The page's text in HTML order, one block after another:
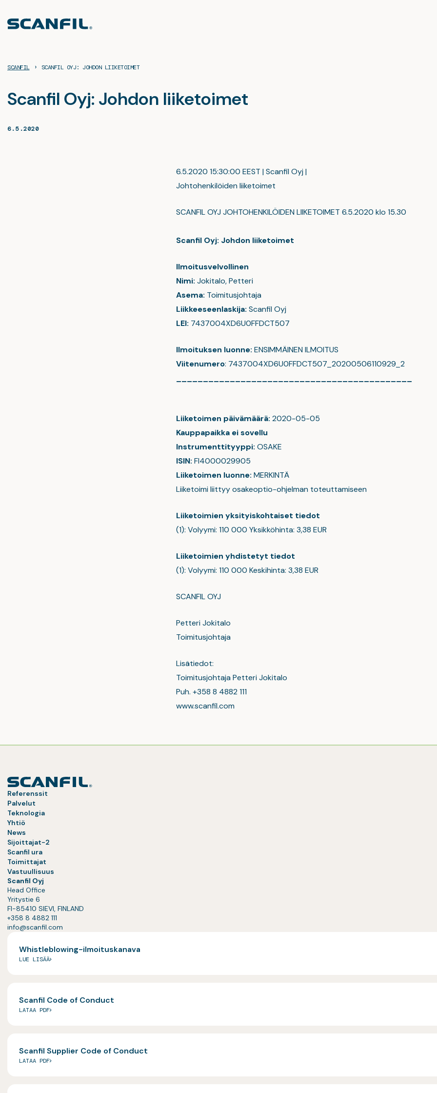
sisältöön
SCANFIL › SCANFIL OYJ: JOHDON LIIKETOIMET
Scanfil Oyj: Johdon liiketoimet
6.5.2020
6.5.2020 15:30:00 EEST | Scanfil Oyj |
Johtohenkilöiden liiketoimet
SCANFIL OYJ JOHTOHENKILÖIDEN LIIKETOIMET 6.5.2020 klo 15.30
Scanfil Oyj: Johdon liiketoimet
Ilmoitusvelvollinen
Nimi: Jokitalo, Petteri
Asema: Toimitusjohtaja
Liikkeeseenlaskija: Scanfil Oyj
LEI: 7437004XD6U0FFDCT507
Ilmoituksen luonne: ENSIMMÄINEN ILMOITUS
Viitenumero: 7437004XD6U0FFDCT507_20200506110929_2
Liiketoimen päivämäärä: 2020-05-05
Kauppapaikka ei sovellu
Instrumenttityyppi: OSAKE
ISIN: FI4000029905
Liiketoimen luonne: MERKINTÄ
Liiketoimi liittyy osakeoptio-ohjelman toteuttamiseen
Liiketoimien yksityiskohtaiset tiedot
(1): Volyymi: 110 000 Yksikköhinta: 3,38 EUR
Liiketoimien yhdistetyt tiedot
(1): Volyymi: 110 000 Keskihinta: 3,38 EUR
SCANFIL OYJ
Petteri Jokitalo
Toimitusjohtaja
Lisätiedot:
Toimitusjohtaja Petteri Jokitalo
Puh. +358 8 4882 111
www.scanfil.com
Referenssit
Palvelut
Teknologia
Yhtiö
News
Sijoittajat-2
Scanfil ura
Toimittajat
Vastuullisuus
Scanfil Oyj
Head Office
Yritystie 6
FI-85410 SIEVI, FINLAND
+358 8 4882 111
info@scanfil.com
Whistleblowing-ilmoituskanava
LUE LISÄÄ
Scanfil Code of Conduct
LATAA PDF
Scanfil Supplier Code of Conduct
LATAA PDF